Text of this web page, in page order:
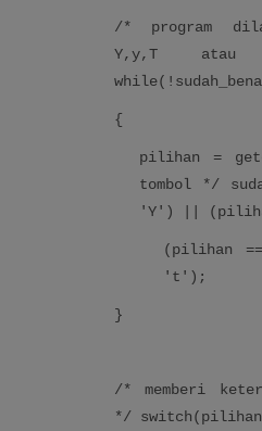
/* program
Y,y,T
{
pilihan =
tombol */
'Y') ||
(pilihan
't');
}
/* memberi
*/